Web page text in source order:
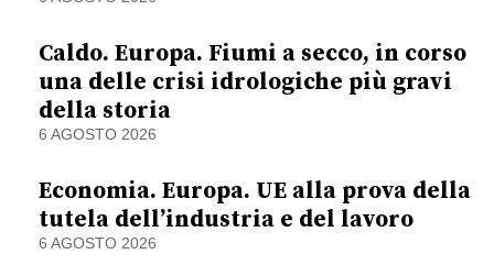
Caldo. Europa. Fiumi a secco, in corso
una delle crisi idrologiche più gravi
della storia
6 AGOSTO 2026
Economia. Europa. UE alla prova della
tutela dell’industria e del lavoro
6 AGOSTO 2026